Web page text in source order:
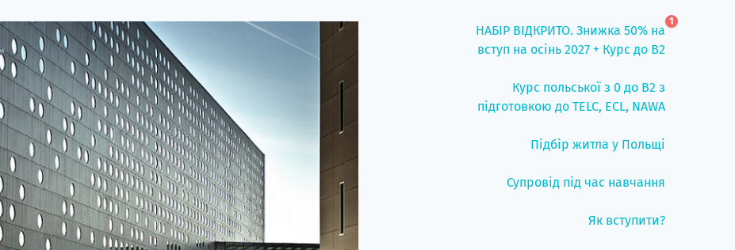
НАБІР ВІДКРИТО. Знижка 50% на
вступ на осінь 2027 + Курс до B2
1
Курс польської з 0 до B2 з
підготовкою до TELC, ECL, NAWA
Підбір житла у Польщі
Супровід під час навчання
Як вступити?